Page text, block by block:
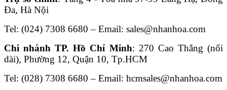
Đa, Hà Nội
Tel: (024) 7308 6680 – Email: sales@nhanhoa.com
Chi nhánh TP. Hồ Chí Minh: 270 Cao Thắng (nối
dài), Phường 12, Quận 10, Tp.HCM
Tel: (028) 7308 6680 – Email: hcmsales@nhanhoa.com